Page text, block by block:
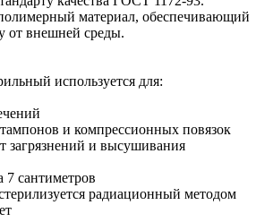
материал, обеспечивающий
от внешней среды.
используется для:
и компрессионных повязок
загрязнений и высушивания
7 сантиметров
радиационный методом